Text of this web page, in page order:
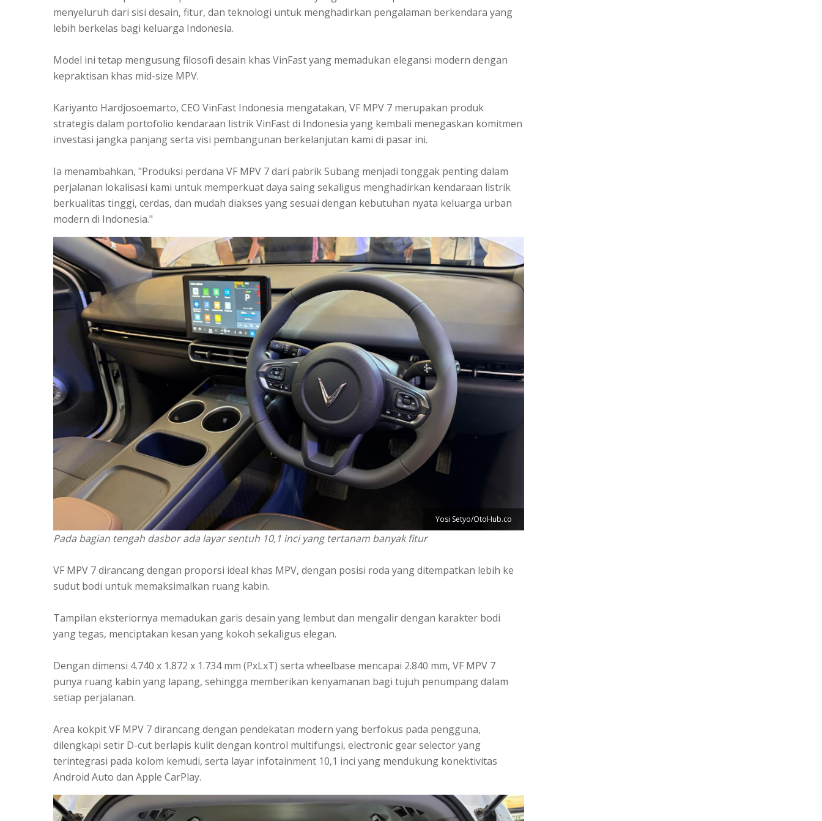
menyeluruh dari sisi desain, fitur, dan teknologi untuk menghadirkan pengalaman berkendara yang
lebih berkelas bagi keluarga Indonesia.
Model ini tetap mengusung filosofi desain khas VinFast yang memadukan elegansi modern dengan
kepraktisan khas mid-size MPV.
Kariyanto Hardjosoemarto, CEO VinFast Indonesia mengatakan, VF MPV 7 merupakan produk
strategis dalam portofolio kendaraan listrik VinFast di Indonesia yang kembali menegaskan komitmen
investasi jangka panjang serta visi pembangunan berkelanjutan kami di pasar ini.
Ia menambahkan, "Produksi perdana VF MPV 7 dari pabrik Subang menjadi tonggak penting dalam
perjalanan lokalisasi kami untuk memperkuat daya saing sekaligus menghadirkan kendaraan listrik
berkualitas tinggi, cerdas, dan mudah diakses yang sesuai dengan kebutuhan nyata keluarga urban
modern di Indonesia."
Yosi Setyo/OtoHub.co
Pada bagian tengah dasbor ada layar sentuh 10,1 inci yang tertanam banyak fitur
VF MPV 7 dirancang dengan proporsi ideal khas MPV, dengan posisi roda yang ditempatkan lebih ke
sudut bodi untuk memaksimalkan ruang kabin.
Tampilan eksteriornya memadukan garis desain yang lembut dan mengalir dengan karakter bodi
yang tegas, menciptakan kesan yang kokoh sekaligus elegan.
Dengan dimensi 4.740 x 1.872 x 1.734 mm (PxLxT) serta wheelbase mencapai 2.840 mm, VF MPV 7
punya ruang kabin yang lapang, sehingga memberikan kenyamanan bagi tujuh penumpang dalam
setiap perjalanan.
Area kokpit VF MPV 7 dirancang dengan pendekatan modern yang berfokus pada pengguna,
dilengkapi setir D-cut berlapis kulit dengan kontrol multifungsi, electronic gear selector yang
terintegrasi pada kolom kemudi, serta layar infotainment 10,1 inci yang mendukung konektivitas
Android Auto dan Apple CarPlay.